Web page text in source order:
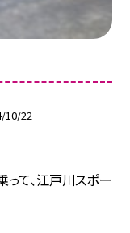
10/22
って、江戸川スポー